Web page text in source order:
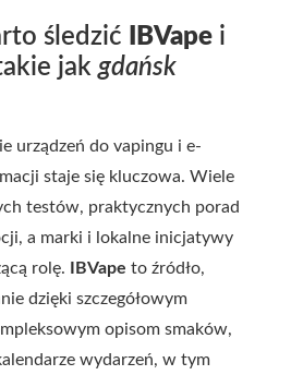
śledzić IBVape i
jakgdańsk
urządzeń do vapingu i e-
staje się kluczowa. Wiele
testów, praktycznych porad
a marki i lokalne inicjatywy
rolę.
IBVape to źródło,
dzięki szczegółowym
opisom smaków,
wydarzeń, w tym